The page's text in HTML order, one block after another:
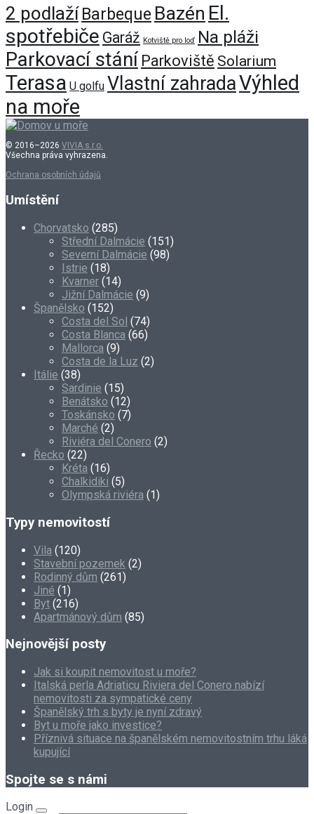
2 podlaží Barbeque Bazén El.
spotřebiče Garáž Kotviště pro loď Na pláži
Parkovací stání Parkoviště Solarium
Terasa U golfu Vlastní zahradaVýhled
na moře
© 2016–2026 VIVIA s.r.o.
Všechna práva vyhrazena.
Ochrana osobních údajů
Umístění
Chorvatsko (285)
Střední Dalmácie (151)
Severní Dalmácie (98)
Istrie (18)
Kvarner (14)
Jižní Dalmácie (9)
Španělsko (152)
Costa del Sol (74)
Costa Blanca (66)
Mallorca (9)
Costa de la Luz (2)
Itálie (38)
Sardinie (15)
Benátsko (12)
Toskánsko (7)
Marché (2)
Riviéra del Conero (2)
Řecko (22)
Kréta (16)
Chalkidiki (5)
Olympská riviéra (1)
Typy nemovitostí
Vila (120)
Stavební pozemek (2)
Rodinný dům (261)
Jiné (1)
Byt (216)
Apartmánový dům (85)
Nejnovější posty
Jak si koupit nemovitost u moře?
Italská perla Adriaticu Riviera del Conero nabízí
nemovitosti za sympatické ceny
Španělský trh s byty je nyní zdravý
Byt u moře jako investice?
Příznivá situace na španělském nemovitostním trhu láká
kupující
Spojte se s námi
Login